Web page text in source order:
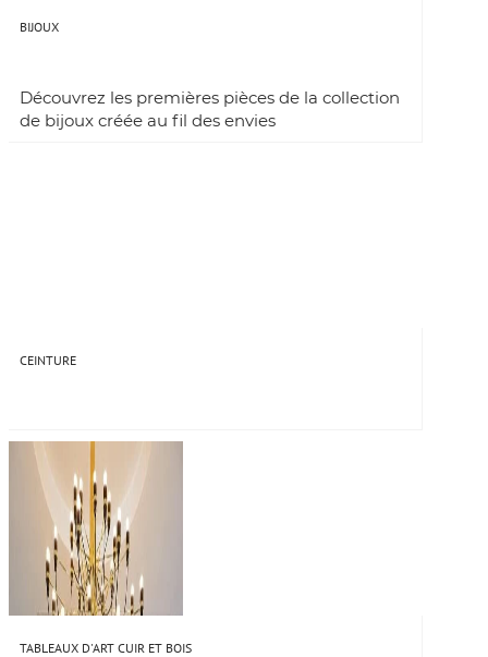
BIJOUX
Découvrez les premières pièces de la collection
de bijoux créée au fil des envies
CEINTURE
TABLEAUX D'ART CUIR ET BOIS